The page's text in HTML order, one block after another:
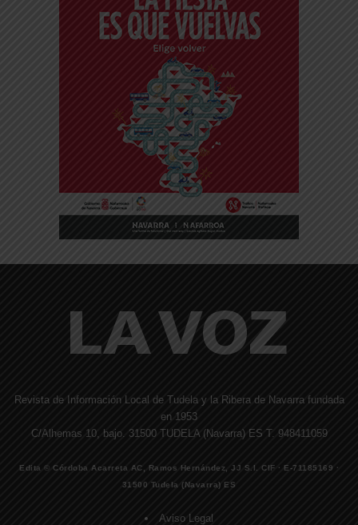
Revista de Información Local de Tudela y la Ribera de Navarra fundada
en 1953
C/Alhemas 10, bajo. 31500 TUDELA (Navarra) ES T. 948411059
Edita © Córdoba Acarreta AC, Ramos Hernández, JJ S.I. CIF · E-71185169 ·
31500 Tudela (Navarra) ES
Aviso Legal